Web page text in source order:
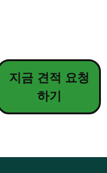
지금 견적 요청
하기